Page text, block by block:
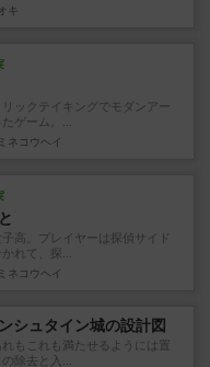
キ
ックテイキングでモダンアー
ゲーム。...
ネコウヘイ
高。プレイヤーは探偵サイド
れて、探...
ネコウヘイ
シュタイン城の設計図
もこれも満たせるようには置
除去と入...